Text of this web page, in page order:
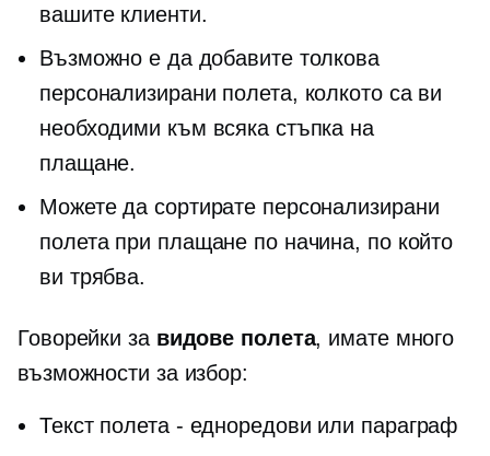
вашите клиенти.
Възможно е да добавите толкова
персонализирани полета, колкото са ви
необходими към всяка стъпка на
плащане.
Можете да сортирате персонализирани
полета при плащане по начина, по който
ви трябва.
Говорейки за видове полета, имате много
възможности за избор:
Текст полета - едноредови или параграф